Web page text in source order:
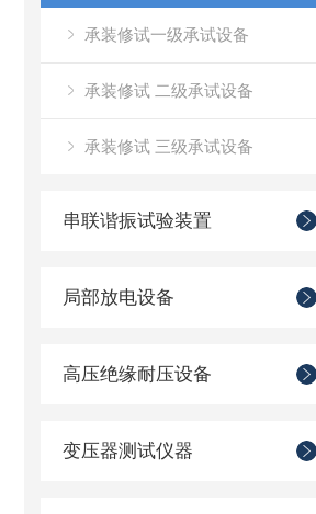
承装修试一级承试设备
承装修试 二级承试设备
承装修试 三级承试设备
串联谐振试验装置
局部放电设备
高压绝缘耐压设备
变压器测试仪器